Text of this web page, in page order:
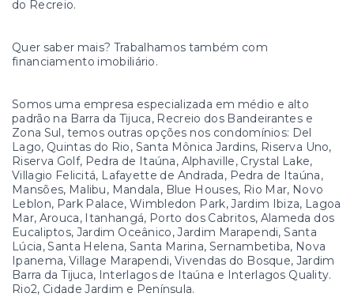
do Recreio.
Quer saber mais? Trabalhamos também com
financiamento imobiliário.
Somos uma empresa especializada em médio e alto
padrão na Barra da Tijuca, Recreio dos Bandeirantes e
Zona Sul, temos outras opções nos condomínios: Del
Lago, Quintas do Rio, Santa Mônica Jardins, Riserva Uno,
Riserva Golf, Pedra de Itaúna, Alphaville, Crystal Lake,
Villagio Felicitá, Lafayette de Andrada, Pedra de Itaúna,
Mansões, Malibu, Mandala, Blue Houses, Rio Mar, Novo
Leblon, Park Palace, Wimbledon Park, Jardim Ibiza, Lagoa
Mar, Arouca, Itanhangá, Porto dos Cabritos, Alameda dos
Eucaliptos, Jardim Oceânico, Jardim Marapendi, Santa
Lúcia, Santa Helena, Santa Marina, Sernambetiba, Nova
Ipanema, Village Marapendi, Vivendas do Bosque, Jardim
Barra da Tijuca, Interlagos de Itaúna e Interlagos Quality.
Rio2, Cidade Jardim e Península.